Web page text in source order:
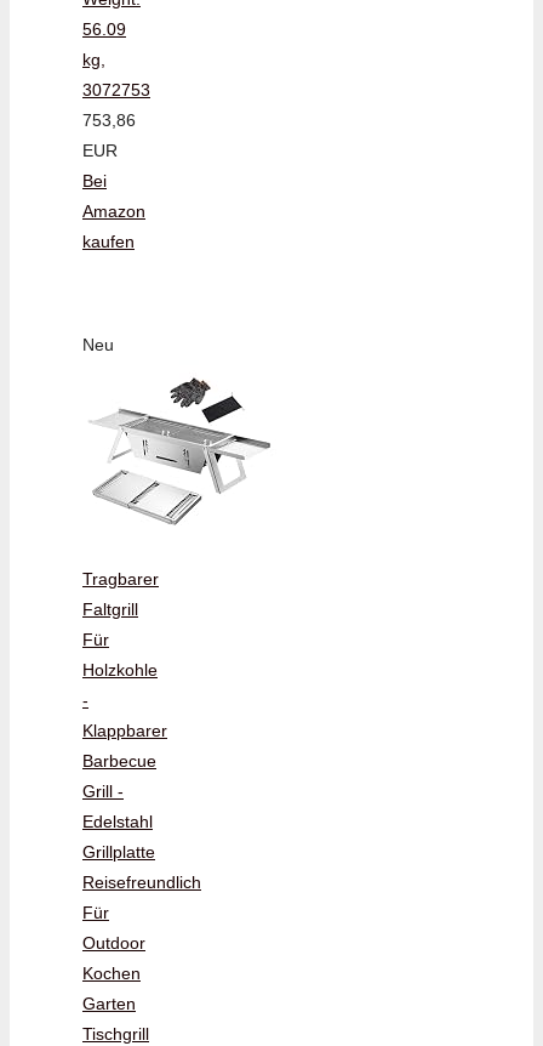
56.09
kg,
3072753
753,86
EUR
Bei
Amazon
kaufen
Neu
Tragbarer
Faltgrill
Für
Holzkohle
-
Klappbarer
Barbecue
Grill -
Edelstahl
Grillplatte
Reisefreundlich
Für
Outdoor
Kochen
Garten
Tischgrill